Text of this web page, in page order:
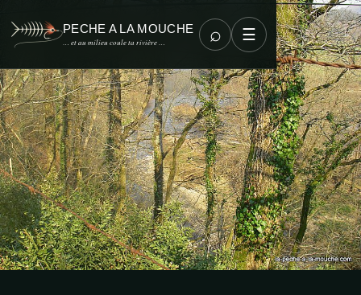
PECHE A LA MOUCHE
… et au milieu coule ta rivière … ⌕ ☰